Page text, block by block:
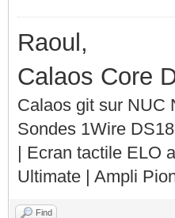
Raoul,
Calaos Core
Calaos git sur NUC
Sondes 1Wire
| Ecran tactile ELO
Ultimate | Ampli
Find